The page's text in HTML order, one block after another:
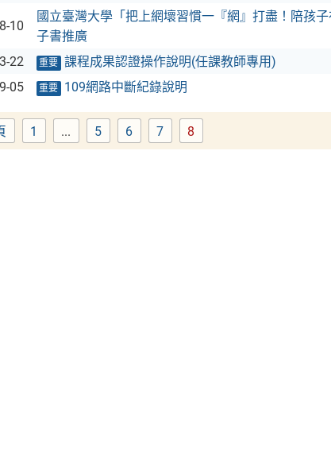
10
國立臺灣大學「把上網壞習慣一『網』打盡！陪孩
子書推廣
22 重要 課程成果認證操作說明(任課教師專用)
05 重要 109網路中斷紀錄說明
Page
1 ... Page
5 Page
6 Page
7 8